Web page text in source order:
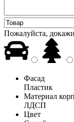
Пожалуйста,
Фасад
Пластик
Материал
ЛДСП
Цвет